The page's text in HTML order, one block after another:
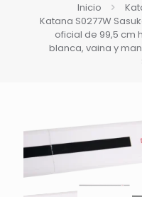
Inicio
Katana S0277W
oficial de 99,5 cm
blanca, vaina y